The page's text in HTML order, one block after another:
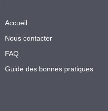
Accueil
Nous contacter
FAQ
Guide des bonnes pratiques